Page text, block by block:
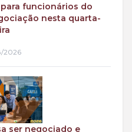
para funcionários do
nesta quarta-
2026
ser negociado e